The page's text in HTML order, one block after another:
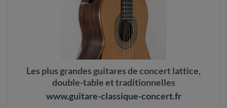
Les plus grandes guitares de concert lattice,
double-table et traditionnelles
www.guitare-classique-concert.fr